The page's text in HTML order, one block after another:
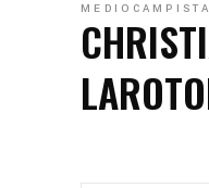
MEDIOCAMPISTA